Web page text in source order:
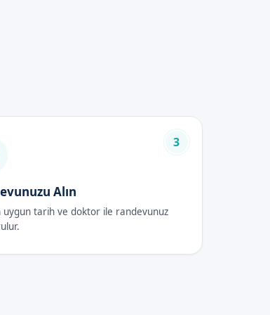
güvencesi ile
bol sıvı
yapmalıdır.
3
Alın
uygun tarih ve doktor ile randevunuz